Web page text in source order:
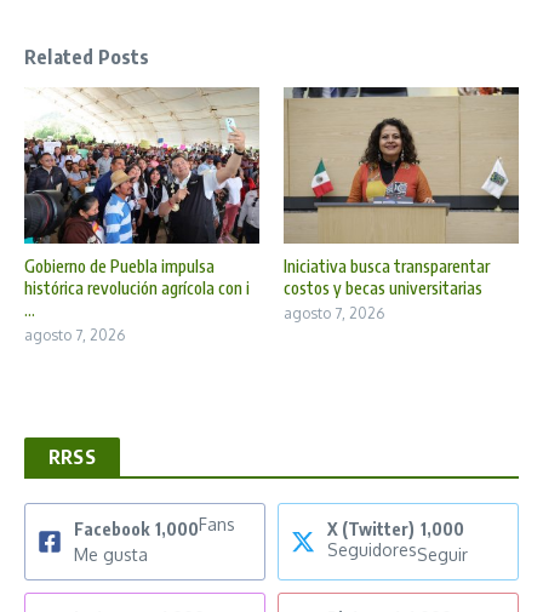
Related Posts
Gobierno de Puebla impulsa
histórica revolución agrícola con i
...
agosto 7, 2026
Iniciativa busca transparentar
costos y becas universitarias
agosto 7, 2026
RRSS
Facebook 1,000Fans
Me gusta
X (Twitter) 1,000
SeguidoresSeguir